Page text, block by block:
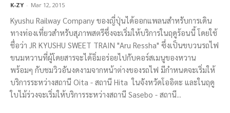
K-ZY - Mar 12, 2015
Kyushu Railway Company ของญี่ปุ่นได้ออกแพลนสำหรับการเดิน
ทางท่องเที่ยวสำหรับสุภาพสตรีซึ่งจะเริ่มให้บริการในฤดูร้อนนี้ โดยใช้
ชื่อว่า JR KYUSHU SWEET TRAIN "Aru Ressha" ซึ่งเป็นขบวนรถไฟ
ขนมหวานที่ผู้โดยสารจะได้อิ่มอร่อยไปกับคอร์สเมนูของหวาน
พร้อมๆ กับชมวิวอันงดงามจากหน้าต่างของรถไฟ มีกำหนดจะเริ่มให้
บริการระหว่างสถานี Oita - สถานี Hita ในจังหวัดโออิตะ และในฤดู
ใบไม้ร่วงจะเริ่มให้บริการระหว่างสถานี Sasebo - สถานี...